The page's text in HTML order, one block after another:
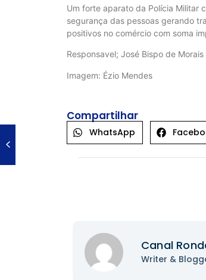
Um forte aparato da Polícia Militar
segurança das pessoas gerando
positivos no comércio com soma
Responsavel; José Bispo de Morais
Imagem: Ézio Mendes
Compartilhar
WhatsApp
Canal
Writer &